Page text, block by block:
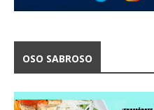
OSO SABROSO